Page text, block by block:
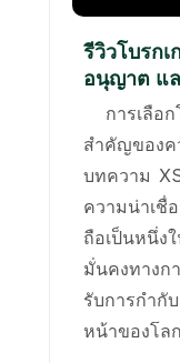
รีวิวโบรก
อนุญาต แ
การเลือ
สำคัญของ
บทความ
ความน่าเชื่
ถือเป็นหนึ่ง
มั่นคงทางก
รับการกำกั
หน้าของโลก